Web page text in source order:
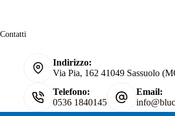
Contatti
Indirizzo:
Via Pia, 162 41049 Sassuolo
Telefono:
0536 1840145
Email: